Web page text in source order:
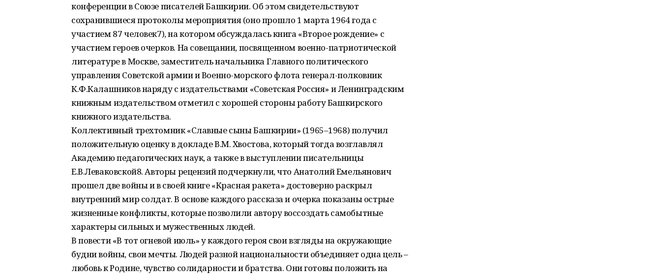
конференции в Союзе писателей Башкирии. Об этом свидетельствуют
сохранившиеся протоколы мероприятия (оно прошло 1 марта 1964 года с
участием 87 человек7), на котором обсуждалась книга «Второе рождение» с
участием героев очерков. На совещании, посвященном военно-патриотической
литературе в Москве, заместитель начальника Главного политического
управления Советской армии и Военно-морского флота генерал-полковник
К.Ф.Калашников наряду с издательствами «Советская Россия» и Ленинградским
книжным издательством отметил с хорошей стороны работу Башкирского
книжного издательства.
Коллективный трехтомник «Славные сыны Башкирии» (1965–1968) получил
положительную оценку в докладе В.М. Хвостова, который тогда возглавлял
Академию педагогических наук, а также в выступлении писательницы
Е.В.Леваковской8. Авторы рецензий подчеркнули, что Анатолий Емельянович
прошел две войны и в своей книге «Красная ракета» достоверно раскрыл
внутренний мир солдат. В основе каждого рассказа и очерка показаны острые
жизненные конфликты, которые позволили автору воссоздать самобытные
характеры сильных и мужественных людей.
В повести «В тот огневой июль» у каждого героя свои взгляды на окружающие
будни войны, свои мечты. Людей разной национальности объединяет одна цель –
любовь к Родине, чувство солидарности и братства. Они готовы положить на